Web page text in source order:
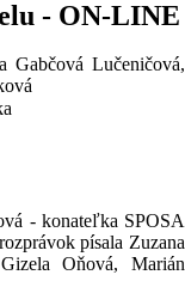
- ON-LINE
Gabčová Lučeničová,
- konateľka SPOSA
písala Zuzana
Oňová, Marián